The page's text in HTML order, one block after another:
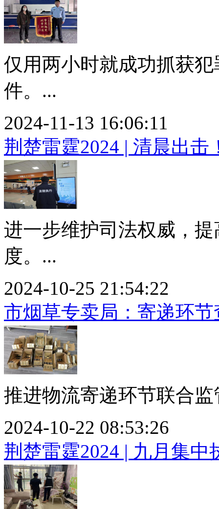
仅用两小时就成功抓获
件。...
2024-11-13 16:06:11
荆楚雷霆2024 | 清晨出
进一步维护司法权威，
度。...
2024-10-25 21:54:22
市烟草专卖局：寄递环
推进物流寄递环节联合
2024-10-22 08:53:26
荆楚雷霆2024 | 九月集